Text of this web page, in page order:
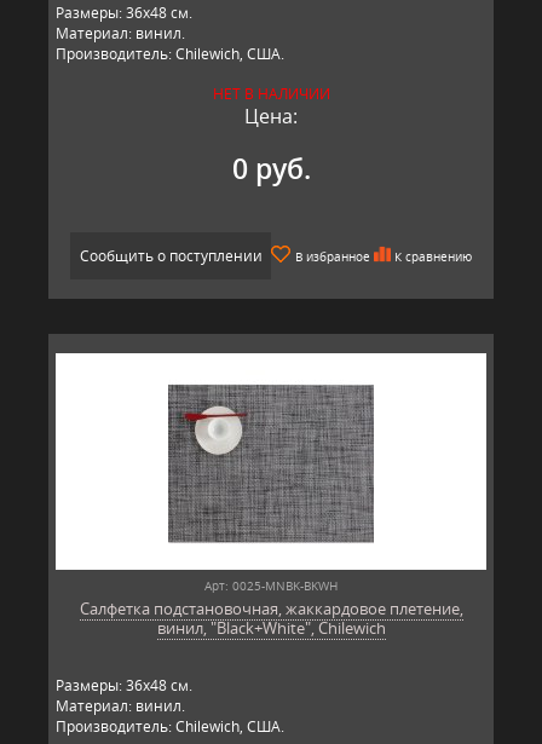
Размеры: 36х48 см.
Материал: винил.
Производитель: Chilewich, США.
НЕТ В НАЛИЧИИ
Цена:
0 руб.
Сообщить о поступлении В избранное К сравнению
Арт: 0025-MNBK-BKWH
Салфетка подстановочная, жаккардовое плетение,
винил, "Black+White", Chilewich
Размеры: 36х48 см.
Материал: винил.
Производитель: Chilewich, США.